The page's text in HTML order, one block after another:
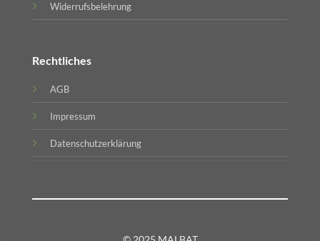
Widerrufsbelehrung
Rechtliches
AGB
Impressum
Datenschutzerklärung